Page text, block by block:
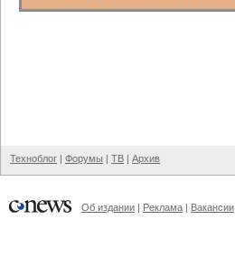
Техноблог | Форумы | ТВ | Архив
Об издании | Реклама | Вакансии